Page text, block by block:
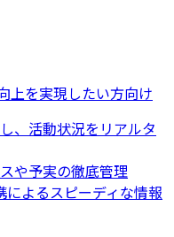
上を実現したい方向け
、活動状況をリアルタ
や予実の徹底管理
よるスピーディな情報